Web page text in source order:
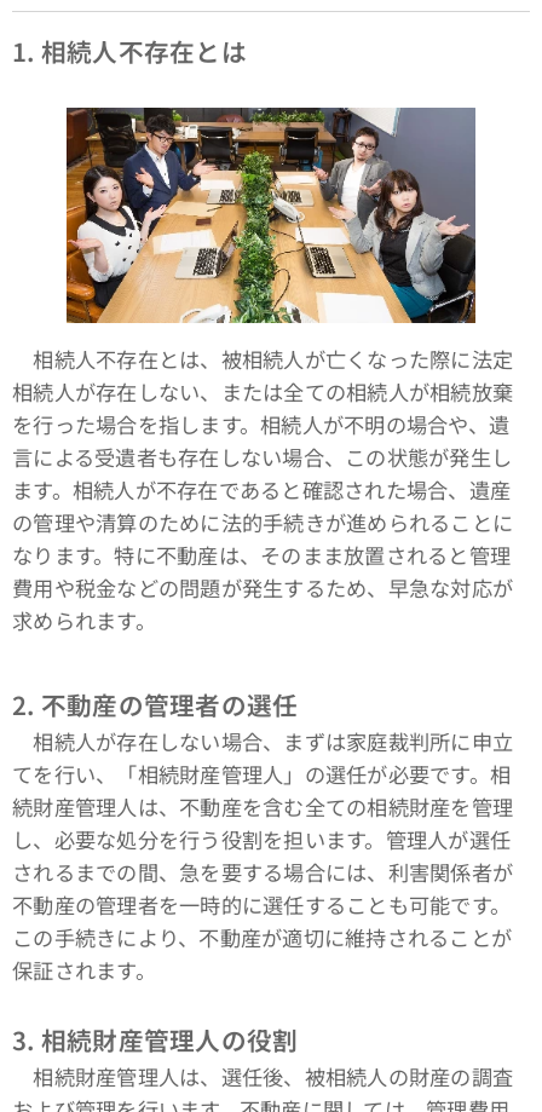
1. 相続人不存在とは
相続人不存在とは、被相続人が亡くなった際に法定
相続人が存在しない、または全ての相続人が相続放棄
を行った場合を指します。相続人が不明の場合や、遺
言による受遺者も存在しない場合、この状態が発生し
ます。相続人が不存在であると確認された場合、遺産
の管理や清算のために法的手続きが進められることに
なります。特に不動産は、そのまま放置されると管理
費用や税金などの問題が発生するため、早急な対応が
求められます。
2. 不動産の管理者の選任
相続人が存在しない場合、まずは家庭裁判所に申立
てを行い、「相続財産管理人」の選任が必要です。相
続財産管理人は、不動産を含む全ての相続財産を管理
し、必要な処分を行う役割を担います。管理人が選任
されるまでの間、急を要する場合には、利害関係者が
不動産の管理者を一時的に選任することも可能です。
この手続きにより、不動産が適切に維持されることが
保証されます。
3. 相続財産管理人の役割
相続財産管理人は、選任後、被相続人の財産の調査